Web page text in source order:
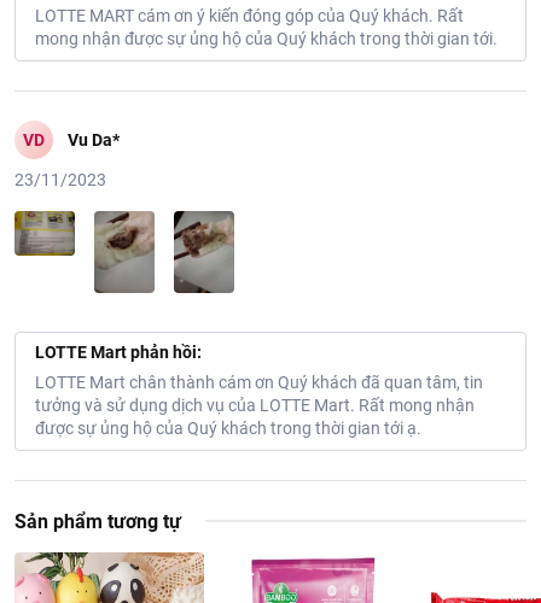
LOTTE MART cám ơn ý kiến đóng góp của Quý khách. Rất
mong nhận được sự ủng hộ của Quý khách trong thời gian tới.
VD Vu Da*
23/11/2023
LOTTE Mart phản hồi:
LOTTE Mart chân thành cám ơn Quý khách đã quan tâm, tin
tưởng và sử dụng dịch vụ của LOTTE Mart. Rất mong nhận
được sự ủng hộ của Quý khách trong thời gian tới ạ.
Sản phẩm tương tự